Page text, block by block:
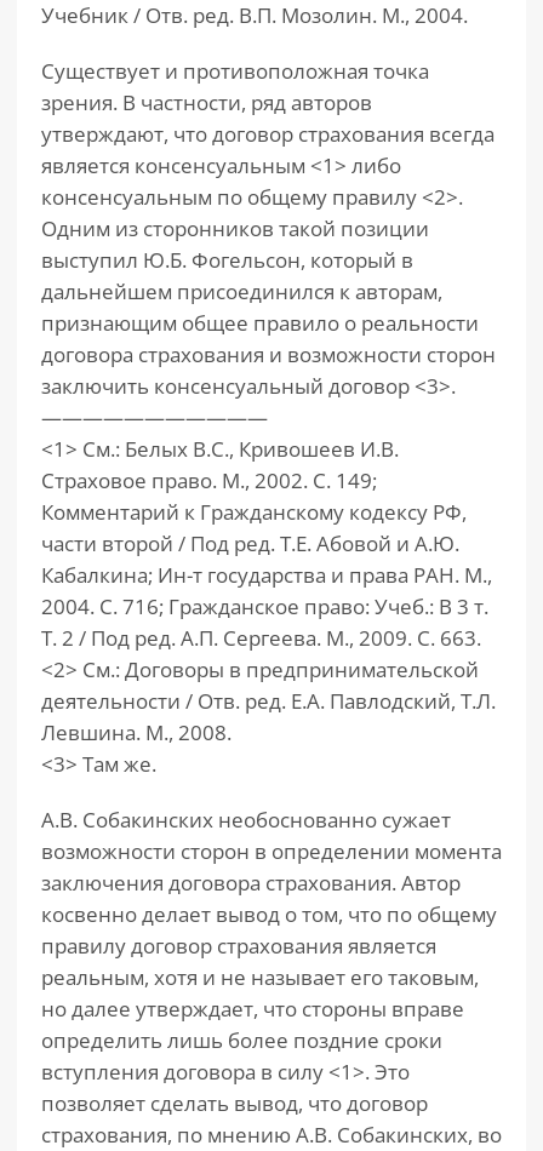
Учебник / Отв. ред. В.П. Мозолин. М., 2004.
Существует и противоположная точка
зрения. В частности, ряд авторов
утверждают, что договор страхования всегда
является консенсуальным <1> либо
консенсуальным по общему правилу <2>.
Одним из сторонников такой позиции
выступил Ю.Б. Фогельсон, который в
дальнейшем присоединился к авторам,
признающим общее правило о реальности
договора страхования и возможности сторон
заключить консенсуальный договор <3>.
———————————
<1> См.: Белых В.С., Кривошеев И.В.
Страховое право. М., 2002. С. 149;
Комментарий к Гражданскому кодексу РФ,
части второй / Под ред. Т.Е. Абовой и А.Ю.
Кабалкина; Ин-т государства и права РАН. М.,
2004. С. 716; Гражданское право: Учеб.: В 3 т.
Т. 2 / Под ред. А.П. Сергеева. М., 2009. С. 663.
<2> См.: Договоры в предпринимательской
деятельности / Отв. ред. Е.А. Павлодский, Т.Л.
Левшина. М., 2008.
<3> Там же.
А.В. Собакинских необоснованно сужает
возможности сторон в определении момента
заключения договора страхования. Автор
косвенно делает вывод о том, что по общему
правилу договор страхования является
реальным, хотя и не называет его таковым,
но далее утверждает, что стороны вправе
определить лишь более поздние сроки
вступления договора в силу <1>. Это
позволяет сделать вывод, что договор
страхования, по мнению А.В. Собакинских, во